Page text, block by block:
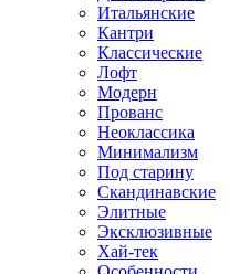
Итальянские
Кантри
Классические
Лофт
Модерн
Прованс
Неоклассика
Минимализм
Под старину
Скандинавские
Элитные
Эксклюзивные
Хай-тек